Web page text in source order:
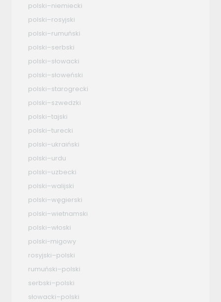
polski–niemiecki
polski–rosyjski
polski–rumuński
polski–serbski
polski–słowacki
polski–słoweński
polski–starogrecki
polski–szwedzki
polski–tajski
polski–turecki
polski–ukraiński
polski–urdu
polski–uzbecki
polski–walijski
polski–węgierski
polski–wietnamski
polski–włoski
polski-migowy
rosyjski–polski
rumuński–polski
serbski–polski
słowacki–polski